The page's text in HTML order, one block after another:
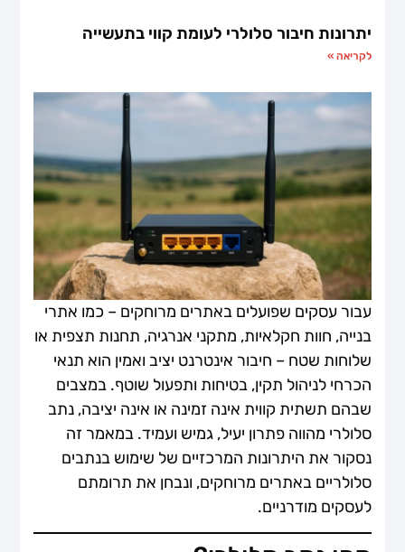
עבור עסקים שפועלים באתרים מרוחקים – כמו אתרי
בנייה, חוות חקלאיות, מתקני אנרגיה, תחנות תצפית או
שלוחות שטח – חיבור אינטרנט יציב ואמין הוא תנאי
הכרחי לניהול תקין, בטיחות ותפעול שוטף. במצבים
שבהם תשתית קווית אינה זמינה או אינה יציבה, נתב
סלולרי מהווה פתרון יעיל, גמיש ועמיד. במאמר זה
נסקור את היתרונות המרכזיים של שימוש בנתבים
סלולריים באתרים מרוחקים, ונבחן את תרומתם
לעסקים מודרניים.
יתרונות חיבור סלולרי לעומת קווי בתעשייה
לקריאה »